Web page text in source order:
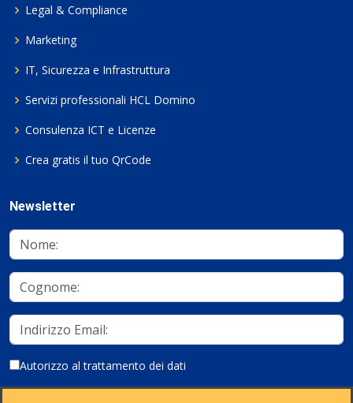
Legal & Compliance
Marketing
IT, Sicurezza e Infrastruttura
Servizi professionali HCL Domino
Consulenza ICT e Licenze
Crea gratis il tuo QrCode
Newsletter
Autorizzo al trattamento dei dati